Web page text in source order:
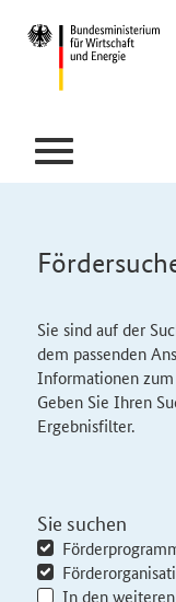
Sie sind auf der
dem passenden
Informationen zum
Geben Sie Ihren
Ergebnisfilter.
Sie suchen
In den